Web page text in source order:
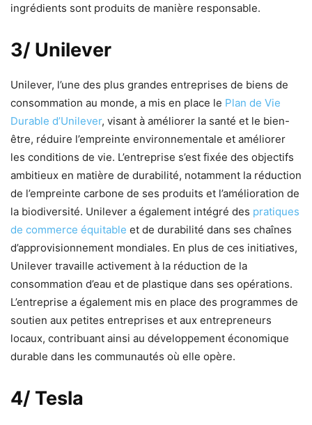
ingrédients sont produits de manière responsable.
3/ Unilever
Unilever, l’une des plus grandes entreprises de biens de
consommation au monde, a mis en place le Plan de Vie
Durable d’Unilever, visant à améliorer la santé et le bien-
être, réduire l’empreinte environnementale et améliorer
les conditions de vie. L’entreprise s’est fixée des objectifs
ambitieux en matière de durabilité, notamment la réduction
de l’empreinte carbone de ses produits et l’amélioration de
la biodiversité. Unilever a également intégré des pratiques
de commerce équitable et de durabilité dans ses chaînes
d’approvisionnement mondiales. En plus de ces initiatives,
Unilever travaille activement à la réduction de la
consommation d’eau et de plastique dans ses opérations.
L’entreprise a également mis en place des programmes de
soutien aux petites entreprises et aux entrepreneurs
locaux, contribuant ainsi au développement économique
durable dans les communautés où elle opère.
4/ Tesla